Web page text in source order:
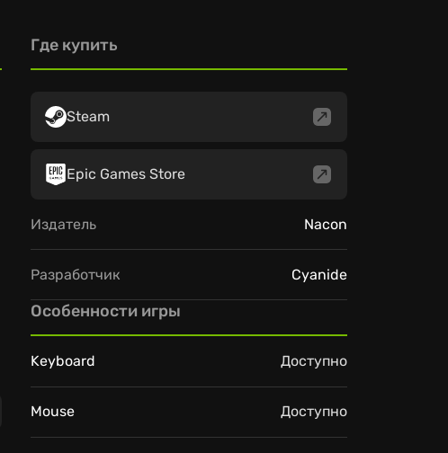
Где купить
Steam
Epic Games Store
Издатель Nacon
Разработчик Cyanide
Особенности игры
Keyboard Доступно
Mouse Доступно